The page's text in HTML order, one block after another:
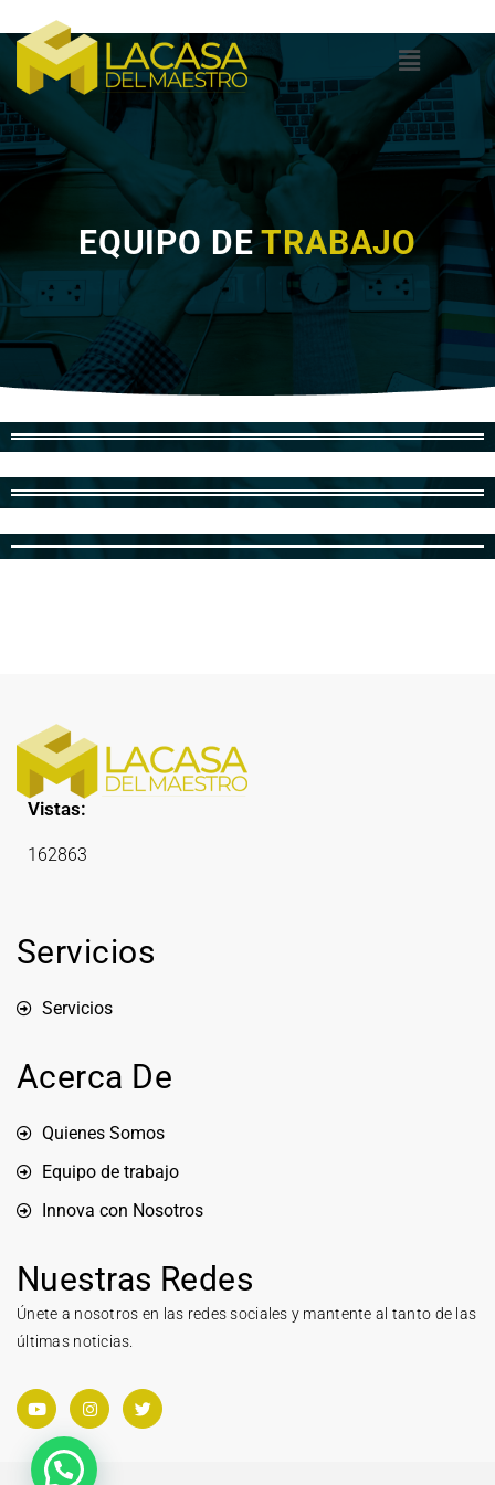
EQUIPO DETRABAJO
Vistas:
162863
Servicios
Servicios
Acerca De
Quienes Somos
Equipo de trabajo
Innova con Nosotros
Nuestras Redes
Únete a nosotros en las redes sociales y mantente al tanto de las
últimas noticias.